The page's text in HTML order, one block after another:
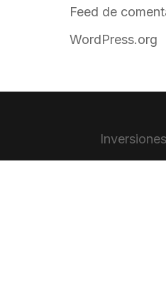
Feed de
WordPress.org